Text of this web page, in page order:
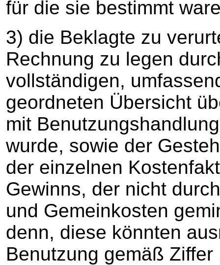
für die sie bestimmt
3) die Beklagte zu
Rechnung zu legen
vollständigen,
geordneten Übersicht
mit
wurde, sowie der
der einzelnen
Gewinns, der nicht
und Gemeinkosten
denn, diese könnten
Benutzung gemäß